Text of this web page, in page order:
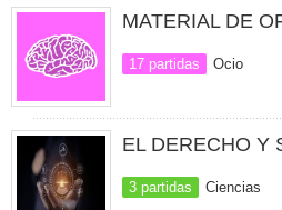
MATERIAL DE
17 partidas Ocio
EL DERECHO Y
3 partidas Ciencias